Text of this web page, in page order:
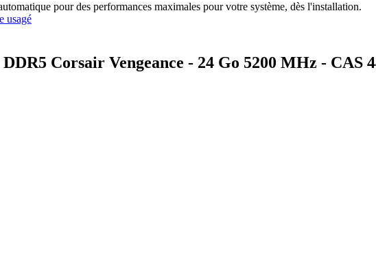
pour des performances maximales pour votre système, dès l'installation.
usagé
Corsair Vengeance - 24 Go 5200 MHz - CAS